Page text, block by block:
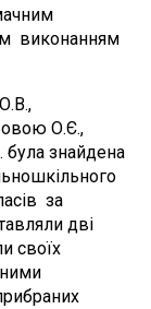
виконанням
О.Є.,
знайдена
за
дві
своїх